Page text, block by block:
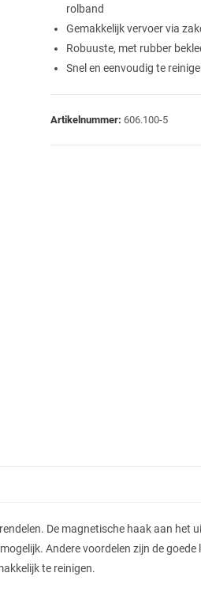
rolband
Gemakkelijk vervoer via
Robuuste, met rubber
Snel en eenvoudig te
Artikelnummer: 606.100-5
De magnetische haak aan het
Andere voordelen zijn de goede
te reinigen.